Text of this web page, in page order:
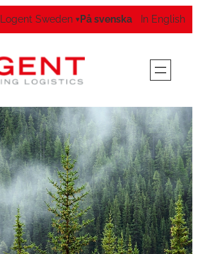
Logent Sweden ▾ På svenska In English